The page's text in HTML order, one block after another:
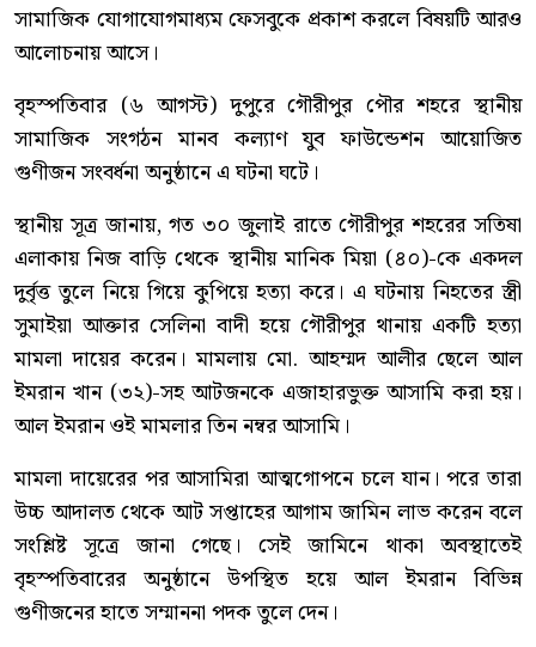
সামাজিক যোগাযোগমাধ্যম ফেসবুকে প্রকাশ করলে বিষয়টি আরও
আলোচনায় আসে।
বৃহস্পতিবার (৬ আগস্ট) দুপুরে গৌরীপুর পৌর শহরে স্থানীয়
সামাজিক সংগঠন মানব কল্যাণ যুব ফাউন্ডেশন আয়োজিত
গুণীজন সংবর্ধনা অনুষ্ঠানে এ ঘটনা ঘটে।
স্থানীয় সূত্র জানায়, গত ৩০ জুলাই রাতে গৌরীপুর শহরের সতিষা
এলাকায় নিজ বাড়ি থেকে স্থানীয় মানিক মিয়া (৪০)-কে একদল
দুর্বৃত্ত তুলে নিয়ে গিয়ে কুপিয়ে হত্যা করে। এ ঘটনায় নিহতের স্ত্রী
সুমাইয়া আক্তার সেলিনা বাদী হয়ে গৌরীপুর থানায় একটি হত্যা
মামলা দায়ের করেন। মামলায় মো. আহম্মদ আলীর ছেলে আল
ইমরান খান (৩২)-সহ আটজনকে এজাহারভুক্ত আসামি করা হয়।
আল ইমরান ওই মামলার তিন নম্বর আসামি।
মামলা দায়েরের পর আসামিরা আত্মগোপনে চলে যান। পরে তারা
উচ্চ আদালত থেকে আট সপ্তাহের আগাম জামিন লাভ করেন বলে
সংশ্লিষ্ট সূত্রে জানা গেছে। সেই জামিনে থাকা অবস্থাতেই
বৃহস্পতিবারের অনুষ্ঠানে উপস্থিত হয়ে আল ইমরান বিভিন্ন
গুণীজনের হাতে সম্মাননা পদক তুলে দেন।